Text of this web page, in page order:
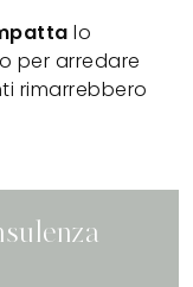
lo
per arredare
rimarrebbero